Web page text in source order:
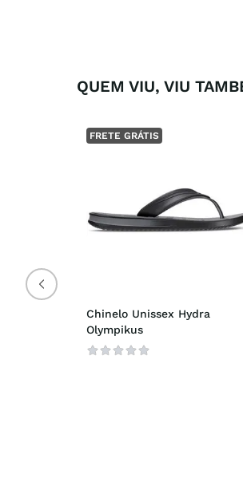
QUEM VIU, VIU
FRETE GRÁTIS
Chinelo Unissex Hydra
Olympikus